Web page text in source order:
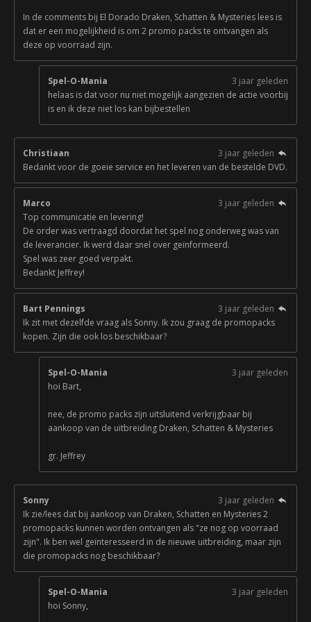
In de comments bij El Dorado Draken, Schatten & Mysteries lees is
dat er een mogelijkheid is om 2 promo packs te ontvangen als
deze op voorraad zijn.
Spel-O-Mania
3 jaar geleden
helaas is dat voor nu niet mogelijk aangezien de actie voorbij
is en ik deze niet los kan bijbestellen
Christiaan
3 jaar geleden
Bedankt voor de goeie service en het leveren van de bestelde DVD.
Marco
3 jaar geleden
Top communicatie en levering!
De order was vertraagd doordat het spel nog onderweg was van
de leverancier. Ik werd daar snel over geïnformeerd.
Spel was zeer goed verpakt.
Bedankt Jeffrey!
Bart Pennings
3 jaar geleden
Ik zit met dezelfde vraag als Sonny. Ik zou graag de promopacks
kopen. Zijn die ook los beschikbaar?
Spel-O-Mania
3 jaar geleden
hoi Bart,
nee, de promo packs zijn uitsluitend verkrijgbaar bij
aankoop van de uitbreiding Draken, Schatten & Mysteries
gr. Jeffrey
Sonny
3 jaar geleden
Ik zie/lees dat bij aankoop van Draken, Schatten en Mysteries 2
promopacks kunnen worden ontvangen als "ze nog op voorraad
zijn". Ik ben wel geïnteresseerd in de nieuwe uitbreiding, maar zijn
die promopacks nog beschikbaar?
Spel-O-Mania
3 jaar geleden
hoi Sonny,